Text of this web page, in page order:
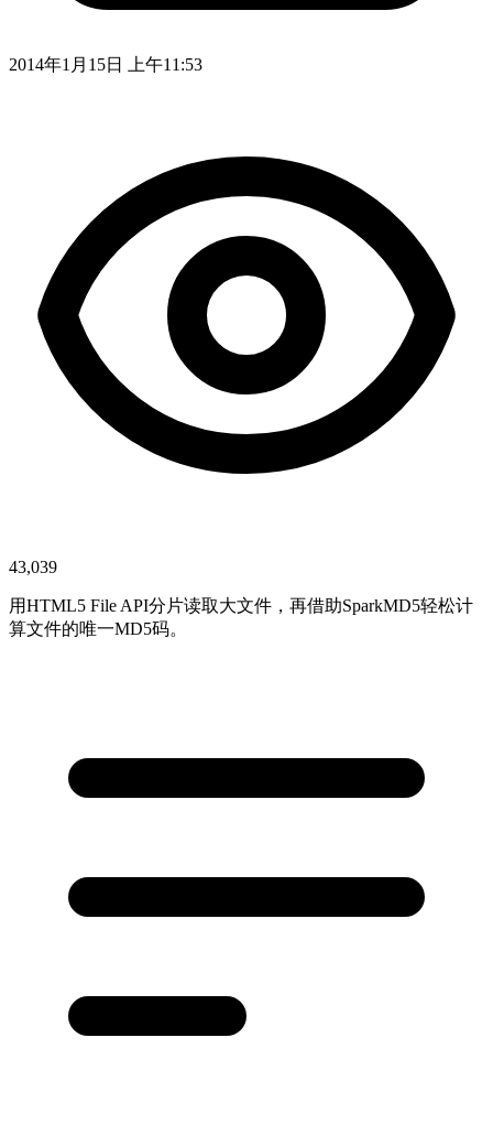
2014年1月15日 上午11:53
43,039
用HTML5 File API分片读取大文件，再借助SparkMD5轻松计
算文件的唯一MD5码。